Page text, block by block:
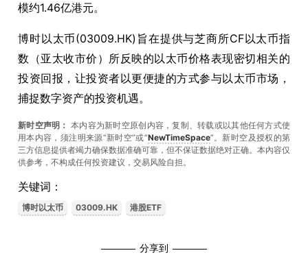
模约1.46亿港元。
博时以太币(03009.HK)旨在提供与芝商所CF以太币指
数（亚太收市价）所反映的以太币价格表现密切相关的
投资回报，让投资者以更便捷的方式参与以太币市场，
捕捉数字资产的投资机遇。
新时空声明： 本内容为新时空原创内容，复制、转载或以其他任何方式使
用本内容，须注明来源“新时空”或“NewTimeSpace”。新时空及授权的第
三方信息提供者竭力确保数据准确可靠，但不保证数据绝对正确。本內容仅
供参考，不构成任何投资建议，交易风险自担。
关键词：
博时以太币 03009.HK 港股ETF
分享到